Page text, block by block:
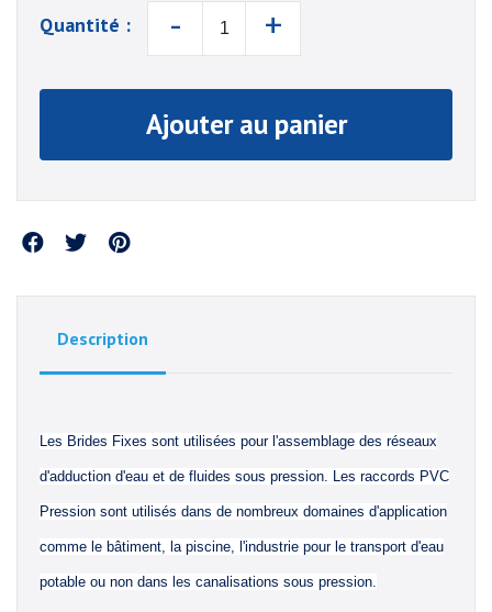
Quantité : - +
Ajouter au panier
Partager
Description
Les Brides Fixes sont utilisées pour l'assemblage des réseaux
d'adduction d'eau et de fluides sous pression. Les raccords PVC
Pression sont utilisés dans de nombreux domaines d'application
comme le bâtiment, la piscine, l'industrie pour le transport d'eau
potable ou non dans les canalisations sous pression.